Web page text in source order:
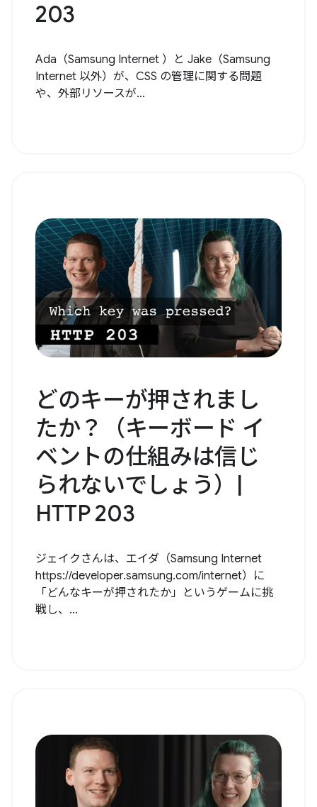
203
Ada（Samsung Internet ）と Jake（Samsung
Internet 以外）が、CSS の管理に関する問題
や、外部リソースが...
どのキーが押されまし
たか？（キーボード イ
ベントの仕組みは信じ
られないでしょう）|
HTTP 203
ジェイクさんは、エイダ（Samsung Internet
https://developer.samsung.com/internet）に
「どんなキーが押されたか」というゲームに挑
戦し、...